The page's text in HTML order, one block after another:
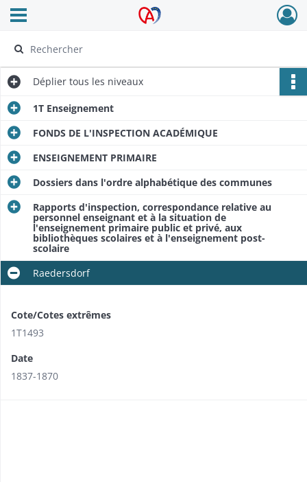
Archives Alsace - Colmar
Ouvrir le menu déroulant
Déplier tous les niveaux
1T Enseignement
FONDS DE L'INSPECTION ACADÉMIQUE
ENSEIGNEMENT PRIMAIRE
Dossiers dans l'ordre alphabétique des communes
Rapports d'inspection, correspondance relative au
personnel enseignant et à la situation de
l'enseignement primaire public et privé, aux
bibliothèques scolaires et à l'enseignement post-
scolaire
Raedersdorf
Cote/Cotes extrêmes
1T1493
Date
1837-1870